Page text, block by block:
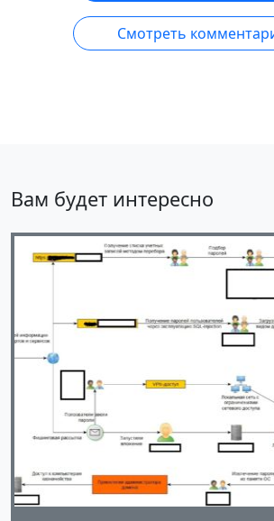
Смотреть
Вам будет интересно